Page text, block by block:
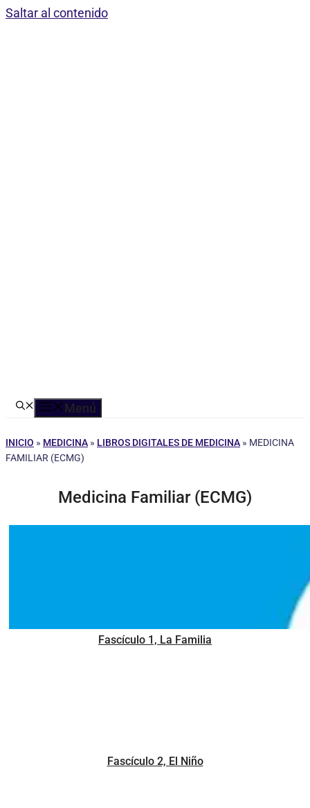
Saltar al contenido
Menú
INICIO » MEDICINA » LIBROS DIGITALES DE MEDICINA » MEDICINA
FAMILIAR (ECMG)
Medicina Familiar (ECMG)
Fascículo 1, La Familia
Fascículo 2, El Niño